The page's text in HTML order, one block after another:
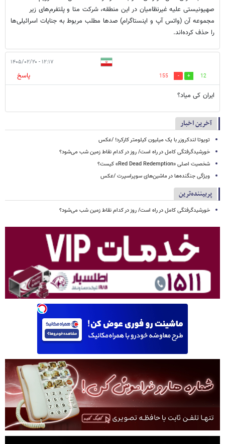
صهیونیستی علیه غیرنظامیان در این منطقه، شرکت متا و پلتفرم‌های زیر
مجموعه آن (واتس آپ و اینستاگرام) صدها مطلب مربوط به جنایات اسرائیلی‌ها
را حذف کرده‌اند.
۱۲:۱۷ - ۱۴۰۵/۰۲/۲۰
12
155
پاسخ
ایران کی میاد؟
آخرین اخبار
تویوتا لندکروزر با یک میلیون کیلومتر کارکرد! /عکس
خورشیدگرفتگی کامل در راه است/ روز در کدام نقاط زمین شب می‌شود؟
شخصیت اصلی «Red Dead Redemption» کیست؟
ویژگی جنگنده‌ها در ماشین‌های سوپراسپرت /عکس
پربیننده‌ترین
خورشیدگرفتگی کامل در راه است/ روز در کدام نقاط زمین شب می‌شود؟